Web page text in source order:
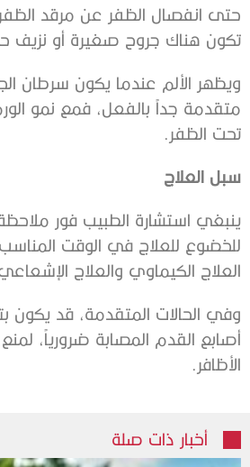
حتى انفصال الظفر عن مرقد
تكون هناك جروح صغيرة أو نزيف
ويظهر الألم عندما يكون سرطان
متقدمة جداً بالفعل، فمع نمو
تحت الظفر.
سبل العلاج
ينبغي استشارة الطبيب فور
للخضوع للعلاج في الوقت
العلاج الكيماوي والعلاج
وفي الحالات المتقدمة، قد يكون
أصابع القدم المصابة ضرورياً،
الأظافر.
أخبار ذات صلة